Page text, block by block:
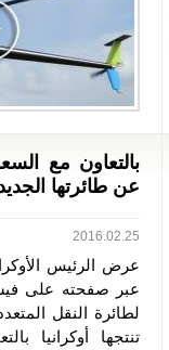
بالتعاون مع
عن طائرتها الجديدة
2016.02.25
عرض الرئيس
عبر صفحته على
تنتجها أوكرانيا